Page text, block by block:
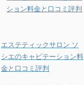
ション料金と口コミ評判
エステティックサロン ソ
シエのキャビテーション料
金と口コミ評判